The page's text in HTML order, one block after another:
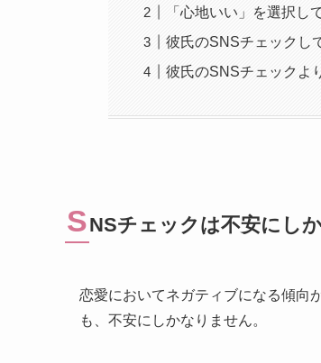
「心地いい」を選択し
彼氏のSNSチェックし
彼氏のSNSチェックよ
SNSチェックは不安にし
恋愛においてネガティブになる傾向
も、不安にしかなりません。